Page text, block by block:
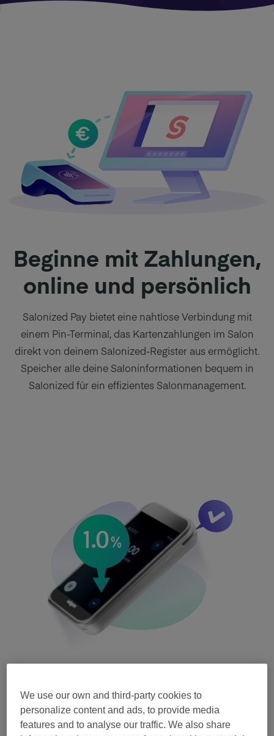
Beginne mit Zahlungen,
online und persönlich
Salonized Pay bietet eine nahtlose Verbindung mit
einem Pin-Terminal, das Kartenzahlungen im Salon
direkt von deinem Salonized-Register aus ermöglicht.
Speicher alle deine Saloninformationen bequem in
Salonized für ein effizientes Salonmanagement.
Einfache Zahlungen für
zufriedene Kunden
We use our own and third-party cookies to
personalize content and ads, to provide media
features and to analyse our traffic. We also share